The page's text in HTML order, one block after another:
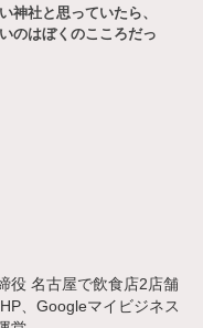
神社と思っていたら、
のはぼくのこころだっ
名古屋で飲食店2店舗
、Googleマイビジネス